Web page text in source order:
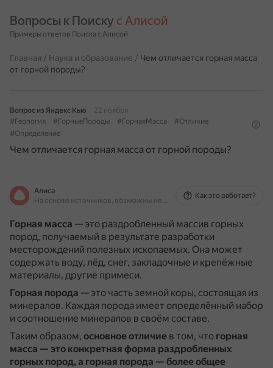
Вопросы к Поиску с Алисой
Примеры ответов Поиска с Алисой
Главная / Наука и образование / Чем отличается горная масса
от горной породы?
Вопрос из Яндекс Кью
22 ноября
#Геология
#ГорныеПороды #ГорнаяМасса
#Отличие
#Определение
Чем отличается горная масса от горной породы?
Алиса
На основе источников, возможны неточности
Как это работает?
Горная масса — это раздробленный массив горных
пород, получаемый в результате разработки
месторождений полезных ископаемых. Она может
содержать воду, лёд, снег, закладочные и крепёжные
материалы, другие примеси.
Горная порода — это часть земной коры, состоящая из
минералов. Каждая порода имеет определённый набор
и соотношение минералов в своём составе.
Таким образом, основное отличие в том, что горная
масса — это конкретная форма раздробленных
горных пород, а горная порода — более общее